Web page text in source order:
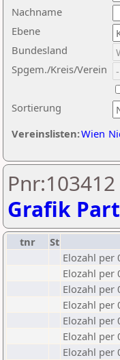
Nachname
Ebene
Sortierung
Bundesland
Spgem./Kreis/Verein
Vereinslisten:Wien
Grafik
tnr St
Elozahl per
Elozahl per
Elozahl per
Elozahl per
Elozahl per
Elozahl per
Elozahl per